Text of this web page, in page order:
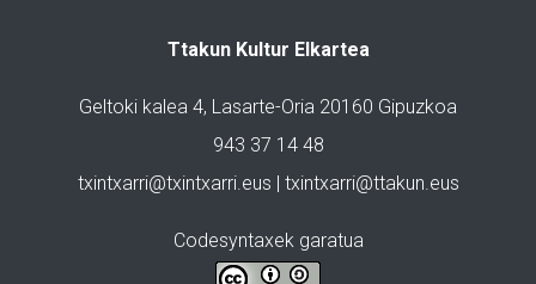
Ttakun Kultur Elkartea
Geltoki kalea 4, Lasarte-Oria 20160 Gipuzkoa
943 37 14 48
txintxarri@txintxarri.eus | txintxarri@ttakun.eus
Codesyntaxek garatua